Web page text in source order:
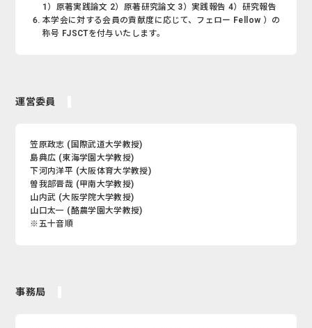
1）原著実践論文 2）原著研究論文 3）実践報告 4）研究報告
本学会に対する会員の貢献度に応じて、フェロー Fellow ）の
称号 FJSCTを付与いたします。
運営委員
笠原政志 (国際武道大学教授)
島典広 (東海学園大学教授)
下河内洋平 (大阪体育大学教授)
曽我部晋哉 (甲南大学教授)
山内武 (大阪学院大学教授)
山口太一 (酪農学園大学教授)
※五十音順
事務局